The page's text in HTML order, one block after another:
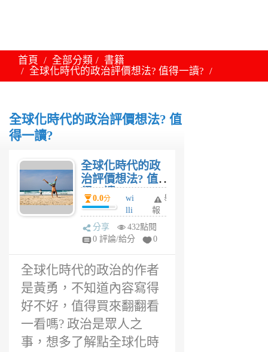
首頁 全部分類
書籍
全球化時代的政治評價想法? 值得一讀?
全球化時代的政治評價想法? 值
得一讀?
全球化時代的政
治評價想法? 值
得一讀?
0.0分
wi
lli
m
前
舉
報
分享
432點閱
0 評論/給分
0
全球化時代的政治的作者
是黃勇，不知道內容寫得
好不好，值得買來翻翻看
一看嗎? 政治是眾人之
事，想多了解點全球化時